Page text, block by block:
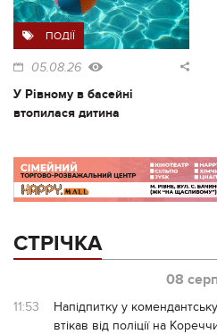
ПОДІЇ
05.08.26
У Рівному в басейні
втопилася дитина
СТРІЧКА
08
11:53
Напідпитку у
втікав від поліції на